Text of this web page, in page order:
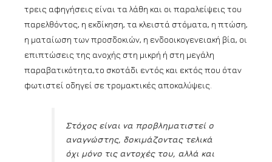
τρεις αφηγήσεις είναι τα λάθη και οι παραλείψεις του
παρελθόντος, η εκδίκηση, τα κλειστά στόματα, η πτώση,
η ματαίωση των προσδοκιών, η ενδοοικογενειακή βία, οι
επιπτώσεις της ανοχής στη μικρή ή στη μεγάλη
παραβατικότητα,το σκοτάδι εντός και εκτός που όταν
φωτιστεί οδηγεί σε τρομακτικές αποκαλύψεις.
Στόχος είναι να προβληματιστεί ο
αναγνώστης, δοκιμάζοντας τελικά
όχι μόνο τις αντοχές του, αλλά και